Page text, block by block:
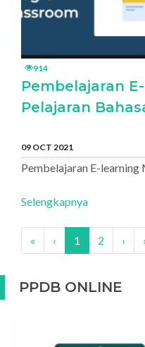
914
Pembelajaran
Pelajaran
09 OCT 2021
Pembelajaran E-learning
Selengkapnya
« ‹ 1 2 ›
PPDB ONLINE